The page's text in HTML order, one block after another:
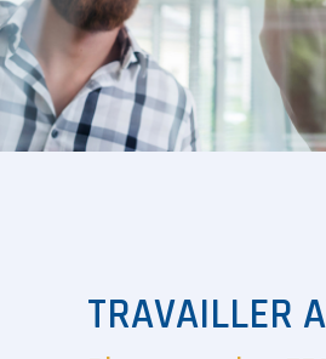
TRAVAILLER